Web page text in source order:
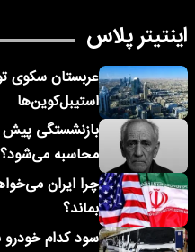
اینتیتر پلاس
عربستان سکوی
استیبل‌کوین‌ها
بازنشستگی پیش
محاسبه می‌شود؟
چرا ایران
بماند؟
سود کدام خودرو